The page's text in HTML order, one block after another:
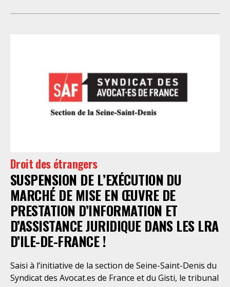
en évidence des violations graves des droits les plus
élémentaires. Saisi par le SAF Paris et la LDH, avec
l’intervention volontaire de l’association Avocats
Droits et Psychiatrie, le tribunal administratif de Paris
Paris en avait interjeté appel. Par ordonnance du 4
août dernier, le Conseil d’Etat a aboli les privilèges
dont l’infirmerie psychiatrique de la préfecture de
police a depuis trop longtemps
Droit des étrangers
SUSPENSION DE L’EXÉCUTION DU
MARCHÉ DE MISE EN ŒUVRE DE
PRESTATION D’INFORMATION ET
D’ASSISTANCE JURIDIQUE DANS LES LRA
D’ILE-DE-FRANCE !
Saisi à l’initiative de la section de Seine-Saint-Denis du
Syndicat des Avocat.es de France et du Gisti, le tribunal